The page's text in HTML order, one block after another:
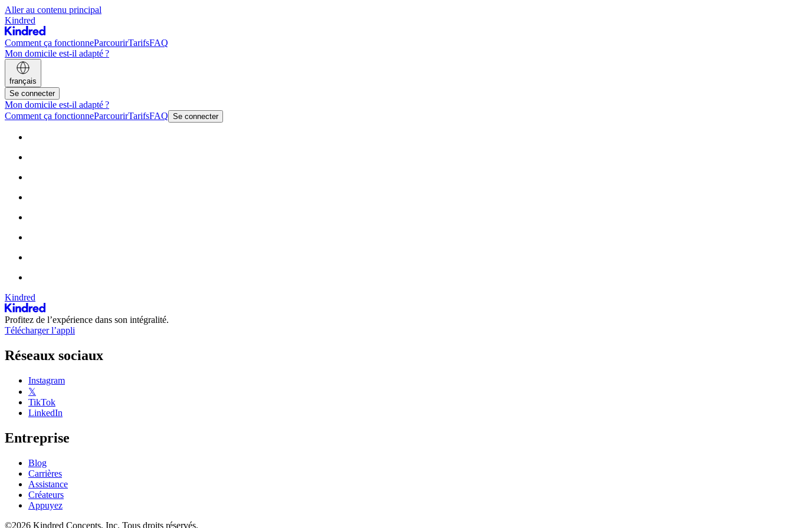
Aller au contenu principal
Kindred
Comment ça fonctionneParcourirTarifsFAQ
Mon domicile est-il adapté ?
français
Se connecter
Mon domicile est-il adapté ?
Comment ça fonctionneParcourirTarifsFAQ Se connecter
Kindred
Profitez de l’expérience dans son intégralité.
Télécharger l’appli
Réseaux sociaux
Instagram
𝕏
TikTok
LinkedIn
Entreprise
Blog
Carrières
Assistance
Créateurs
Appuyez
©2026 Kindred Concepts, Inc. Tous droits réservés.